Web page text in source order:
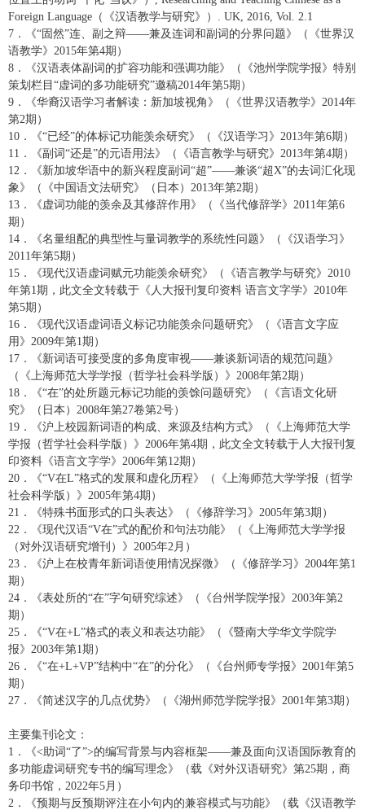
Foreign Language （《汉语教学与研究》）
. UK, 2016, Vol. 2.1
7 ．《“固然”连、副之辩——兼及连词和副词的分界问题》（《世界汉
语教学》 2015年第4期）
8 ．《汉语表体副词的扩容功能和强调功能》（《池州学院学报》特别
策划栏目 “虚词的多功能研究”邀稿2014年第5期）
9 ．《华裔汉语学习者解读：新加坡视角》（《世界汉语教学》 2014年
第2期）
10 ．《“已经”的体标记功能羡余研究》（《汉语学习》 2013年第6期）
11 ．《副词 “还是”的元语用法》（《语言教学与研究》 2013年第4期）
12 ．《新加坡华语中的新兴程度副词 “超”——兼谈“超 X”的去词汇化现
象》（《中国语文法研究》（日本） 2013年第2期）
13 ．《虚词功能的羡余及其修辞作用》（《当代修辞学》 2011 年第6
期）
14 ．《名量组配的典型性与量词教学的系统性问题》（《汉语学习》
2011 年第5期）
15 ．《现代汉语虚词赋元功能羡余研究》（《语言教学与研究》 2010
年第1 期，此文全文转载于《人大报刊复印资料 语言文字学》 2010年
第5期）
16 ．《现代汉语虚词语义标记功能羡余问题研究》（《语言文字应
用》 2009年第1 期）
17 ．《新词语可接受度的多角度审视——兼谈新词语的规范问题》
（《上海师范大学学报（哲学社会科学版）》 2008年第2期）
18 ．《“在”的处所题元标记功能的羡馀问题研究》（《言语文化研
究》（日本） 2008年第27卷第2号）
19 ．《沪上校园新词语的构成、来源及结构方式》（《上海师范大学
学报（哲学社会科学版）》 2006年第4期，此文全文转载于人大报刊复
印资料《语言文字学》 2006年第12期）
20 ．《“V在L”格式的发展和虚化历程》（《上海师范大学学报（哲学
社会科学版）》 2005年第4期）
21 ．《特殊书面形式的口头表达》（《修辞学习》 2005年第3期）
22 ．《现代汉语“V在”式的配价和句法功能》（《上海师范大学学报
（对外汉语研究增刊）》 2005年2 月）
23 ．《沪上在校青年新词语使用情况探微》（《修辞学习》 2004年第1
期）
24 ．《表处所的“在”字句研究综述》（《台州学院学报》 2003年第2
期）
25 ．《“V在+L”格式的表义和表达功能》（《暨南大学华文学院学
报》 2003年第1 期）
26 ．《“在+L+VP”结构中“在”的分化》（《台州师专学报》 2001 年第5
期）
27 ．《简述汉字的几点优势》（《湖州师范学院学报》 2001 年第3期）
主要集刊论文：
1 ．《<助词 “了”>的编写背景与内容框架——兼及面向汉语国际教育的
多功能虚词研究专书的编写理念》（载《对外汉语研究》第25期，商
务印书馆， 2022年5 月）
2 ．《预期与反预期评注在小句内的兼容模式与功能》（载《汉语教学